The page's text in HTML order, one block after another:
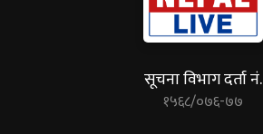
सूचना विभाग दर्ता नं.
१५६८/०७६-७७